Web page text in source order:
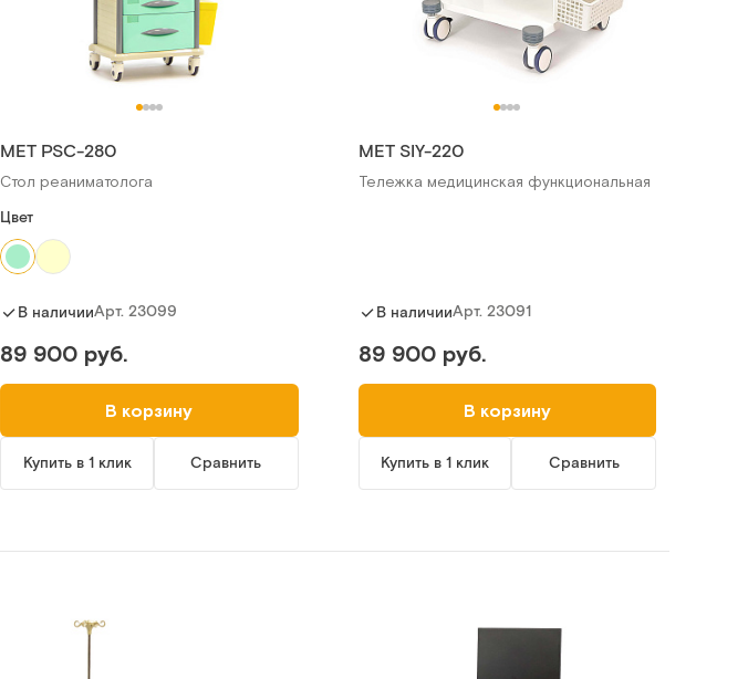
МЕТ PSC-280
Стол реаниматолога
Цвет
В наличииАрт.23099
89 900 руб.
В корзину
Купить в 1 клик Сравнить
МЕТ SIY-220
Тележка медицинская функциональная
В наличииАрт. 23091
89 900 руб.
В корзину
Купить в 1 клик Сравнить